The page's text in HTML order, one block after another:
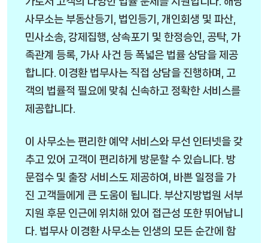
사무소는 부동산등기, 법인등기, 개인회생 및 파산,
민사소송, 강제집행, 상속포기 및 한정승인, 공탁, 가
족관계 등록, 가사 사건 등 폭넓은 법률 상담을 제공
합니다. 이경환 법무사는 직접 상담을 진행하며, 고
객의 법률적 필요에 맞춰 신속하고 정확한 서비스를
제공합니다.
이 사무소는 편리한 예약 서비스와 무선 인터넷을 갖
추고 있어 고객이 편리하게 방문할 수 있습니다. 방
문접수 및 출장 서비스도 제공하여, 바쁜 일정을 가
진 고객들에게 큰 도움이 됩니다. 부산지방법원 서부
지원 후문 인근에 위치해 있어 접근성 또한 뛰어납니
다. 법무사 이경환 사무소는 인생의 모든 순간에 함